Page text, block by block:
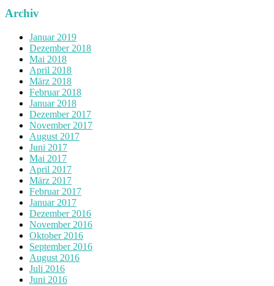
Archiv
Januar 2019
Dezember 2018
Mai 2018
April 2018
März 2018
Februar 2018
Januar 2018
Dezember 2017
November 2017
August 2017
Juni 2017
Mai 2017
April 2017
März 2017
Februar 2017
Januar 2017
Dezember 2016
November 2016
Oktober 2016
September 2016
August 2016
Juli 2016
Juni 2016